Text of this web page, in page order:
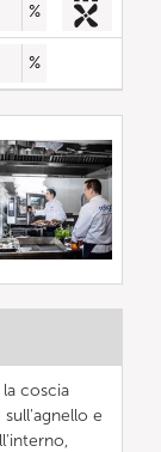
%
%
coscia
e